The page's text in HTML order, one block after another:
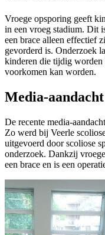
Vroege opsporing geeft
in een vroeg stadium. Dit
een brace alleen effectief
gevorderd is. Onderzoek
kinderen die tijdig worden
voorkomen kan worden.
Media-
De recente media-
Zo werd bij Veerle
uitgevoerd door scoliose
onderzoek. Dankzij
een brace en is een